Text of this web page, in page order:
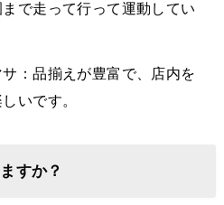
で走って行って運動してい
：品揃えが豊富で、店内を
いです。
すか？